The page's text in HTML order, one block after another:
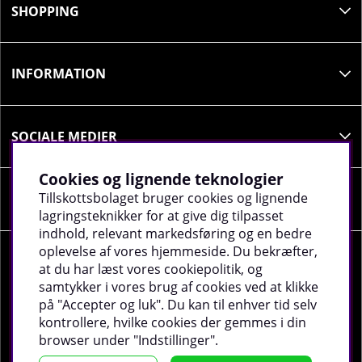
SHOPPING
INFORMATION
SOCIALE MEDIER
VIRKSOMHEDSOPLYSNINGER
©2026 tillskottsbolaget.dk. Vi bruger cookies -Læs
mere.
Cookies og lignende teknologier
Tillskottsbolaget bruger cookies og lignende
lagringsteknikker for at give dig tilpasset
indhold, relevant markedsføring og en bedre
oplevelse af vores hjemmeside. Du bekræfter,
at du har læst vores cookiepolitik, og
samtykker i vores brug af cookies ved at klikke
på "Accepter og luk". Du kan til enhver tid selv
kontrollere, hvilke cookies der gemmes i din
browser under "Indstillinger".